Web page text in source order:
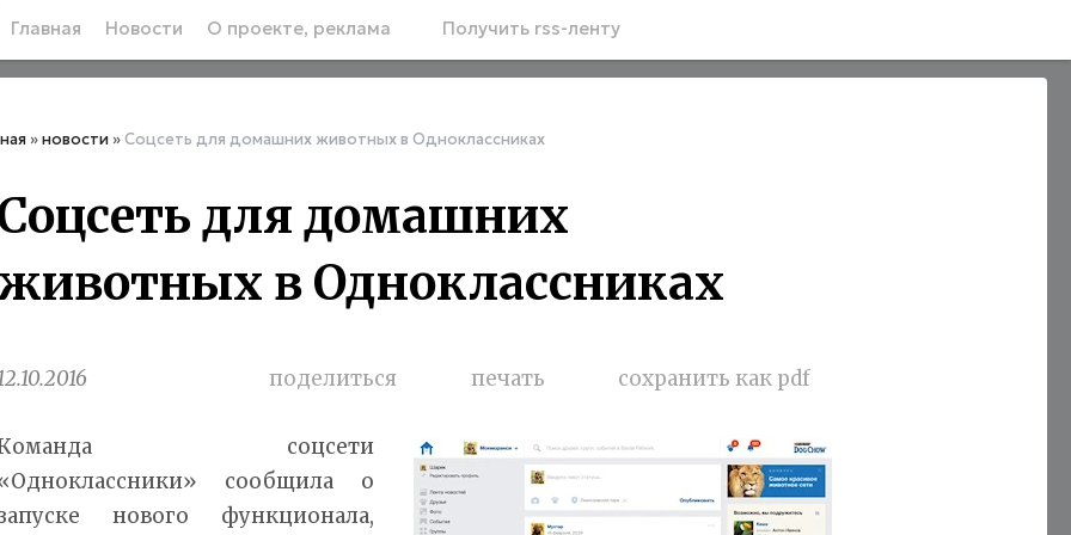
Главная Новости О проекте, реклама Получить rss-ленту
»новости »Соцсеть для домашних животных в Одноклассниках
для домашних
в Одноклассниках
поделиться печать сохранить как pdf
соцсети
сообщила о
нового функционала,